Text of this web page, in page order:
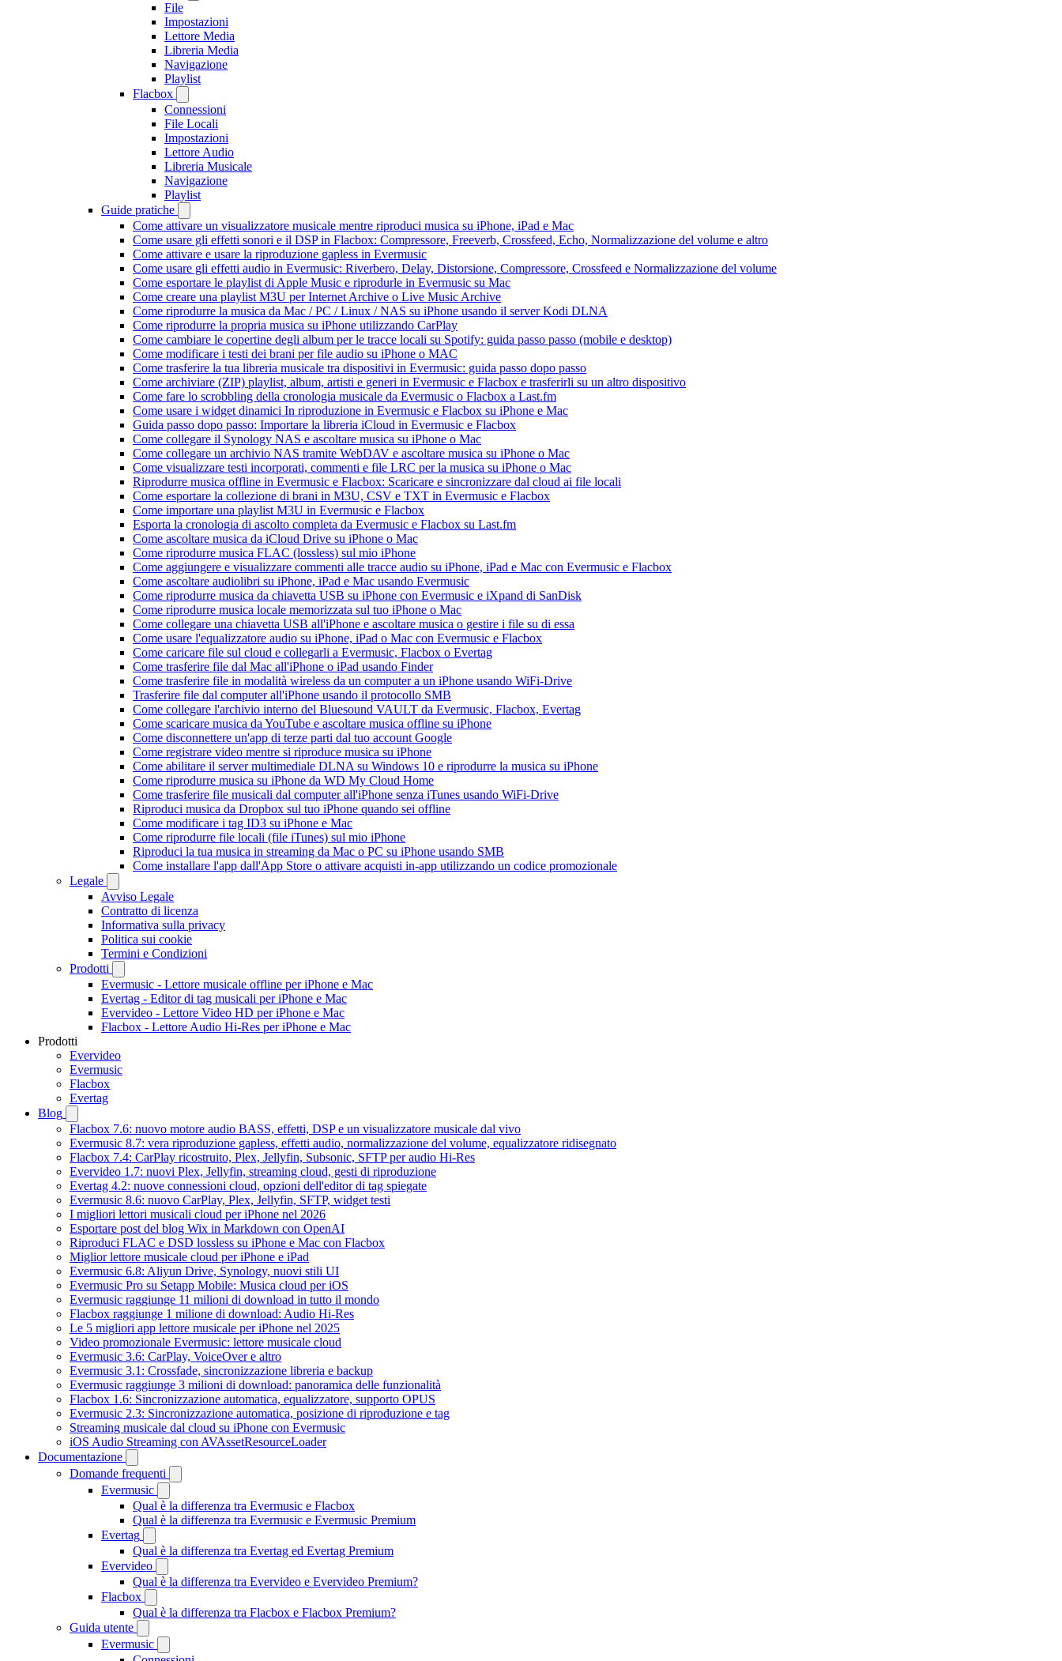
File
Impostazioni
Lettore Media
Libreria Media
Navigazione
Playlist
Flacbox
Connessioni
File Locali
Impostazioni
Lettore Audio
Libreria Musicale
Navigazione
Playlist
Guide pratiche
Come attivare un visualizzatore musicale mentre riproduci musica su iPhone, iPad e Mac
Come usare gli effetti sonori e il DSP in Flacbox: Compressore, Freeverb, Crossfeed, Echo, Normalizzazione del volume e altro
Come attivare e usare la riproduzione gapless in Evermusic
Come usare gli effetti audio in Evermusic: Riverbero, Delay, Distorsione, Compressore, Crossfeed e Normalizzazione del volume
Come esportare le playlist di Apple Music e riprodurle in Evermusic su Mac
Come creare una playlist M3U per Internet Archive o Live Music Archive
Come riprodurre la musica da Mac / PC / Linux / NAS su iPhone usando il server Kodi DLNA
Come riprodurre la propria musica su iPhone utilizzando CarPlay
Come cambiare le copertine degli album per le tracce locali su Spotify: guida passo passo (mobile e desktop)
Come modificare i testi dei brani per file audio su iPhone o MAC
Come trasferire la tua libreria musicale tra dispositivi in Evermusic: guida passo dopo passo
Come archiviare (ZIP) playlist, album, artisti e generi in Evermusic e Flacbox e trasferirli su un altro dispositivo
Come fare lo scrobbling della cronologia musicale da Evermusic o Flacbox a Last.fm
Come usare i widget dinamici In riproduzione in Evermusic e Flacbox su iPhone e Mac
Guida passo dopo passo: Importare la libreria iCloud in Evermusic e Flacbox
Come collegare il Synology NAS e ascoltare musica su iPhone o Mac
Come collegare un archivio NAS tramite WebDAV e ascoltare musica su iPhone o Mac
Come visualizzare testi incorporati, commenti e file LRC per la musica su iPhone o Mac
Riprodurre musica offline in Evermusic e Flacbox: Scaricare e sincronizzare dal cloud ai file locali
Come esportare la collezione di brani in M3U, CSV e TXT in Evermusic e Flacbox
Come importare una playlist M3U in Evermusic e Flacbox
Esporta la cronologia di ascolto completa da Evermusic e Flacbox su Last.fm
Come ascoltare musica da iCloud Drive su iPhone o Mac
Come riprodurre musica FLAC (lossless) sul mio iPhone
Come aggiungere e visualizzare commenti alle tracce audio su iPhone, iPad e Mac con Evermusic e Flacbox
Come ascoltare audiolibri su iPhone, iPad e Mac usando Evermusic
Come riprodurre musica da chiavetta USB su iPhone con Evermusic e iXpand di SanDisk
Come riprodurre musica locale memorizzata sul tuo iPhone o Mac
Come collegare una chiavetta USB all'iPhone e ascoltare musica o gestire i file su di essa
Come usare l'equalizzatore audio su iPhone, iPad o Mac con Evermusic e Flacbox
Come caricare file sul cloud e collegarli a Evermusic, Flacbox o Evertag
Come trasferire file dal Mac all'iPhone o iPad usando Finder
Come trasferire file in modalità wireless da un computer a un iPhone usando WiFi-Drive
Trasferire file dal computer all'iPhone usando il protocollo SMB
Come collegare l'archivio interno del Bluesound VAULT da Evermusic, Flacbox, Evertag
Come scaricare musica da YouTube e ascoltare musica offline su iPhone
Come disconnettere un'app di terze parti dal tuo account Google
Come registrare video mentre si riproduce musica su iPhone
Come abilitare il server multimediale DLNA su Windows 10 e riprodurre la musica su iPhone
Come riprodurre musica su iPhone da WD My Cloud Home
Come trasferire file musicali dal computer all'iPhone senza iTunes usando WiFi-Drive
Riproduci musica da Dropbox sul tuo iPhone quando sei offline
Come modificare i tag ID3 su iPhone e Mac
Come riprodurre file locali (file iTunes) sul mio iPhone
Riproduci la tua musica in streaming da Mac o PC su iPhone usando SMB
Come installare l'app dall'App Store o attivare acquisti in-app utilizzando un codice promozionale
Legale
Avviso Legale
Contratto di licenza
Informativa sulla privacy
Politica sui cookie
Termini e Condizioni
Prodotti
Evermusic - Lettore musicale offline per iPhone e Mac
Evertag - Editor di tag musicali per iPhone e Mac
Evervideo - Lettore Video HD per iPhone e Mac
Flacbox - Lettore Audio Hi-Res per iPhone e Mac
Prodotti
Evervideo
Evermusic
Flacbox
Evertag
Blog
Flacbox 7.6: nuovo motore audio BASS, effetti, DSP e un visualizzatore musicale dal vivo
Evermusic 8.7: vera riproduzione gapless, effetti audio, normalizzazione del volume, equalizzatore ridisegnato
Flacbox 7.4: CarPlay ricostruito, Plex, Jellyfin, Subsonic, SFTP per audio Hi-Res
Evervideo 1.7: nuovi Plex, Jellyfin, streaming cloud, gesti di riproduzione
Evertag 4.2: nuove connessioni cloud, opzioni dell'editor di tag spiegate
Evermusic 8.6: nuovo CarPlay, Plex, Jellyfin, SFTP, widget testi
I migliori lettori musicali cloud per iPhone nel 2026
Esportare post del blog Wix in Markdown con OpenAI
Riproduci FLAC e DSD lossless su iPhone e Mac con Flacbox
Miglior lettore musicale cloud per iPhone e iPad
Evermusic 6.8: Aliyun Drive, Synology, nuovi stili UI
Evermusic Pro su Setapp Mobile: Musica cloud per iOS
Evermusic raggiunge 11 milioni di download in tutto il mondo
Flacbox raggiunge 1 milione di download: Audio Hi-Res
Le 5 migliori app lettore musicale per iPhone nel 2025
Video promozionale Evermusic: lettore musicale cloud
Evermusic 3.6: CarPlay, VoiceOver e altro
Evermusic 3.1: Crossfade, sincronizzazione libreria e backup
Evermusic raggiunge 3 milioni di download: panoramica delle funzionalità
Flacbox 1.6: Sincronizzazione automatica, equalizzatore, supporto OPUS
Evermusic 2.3: Sincronizzazione automatica, posizione di riproduzione e tag
Streaming musicale dal cloud su iPhone con Evermusic
iOS Audio Streaming con AVAssetResourceLoader
Documentazione
Domande frequenti
Evermusic
Qual è la differenza tra Evermusic e Flacbox
Qual è la differenza tra Evermusic e Evermusic Premium
Evertag
Qual è la differenza tra Evertag ed Evertag Premium
Evervideo
Qual è la differenza tra Evervideo e Evervideo Premium?
Flacbox
Qual è la differenza tra Flacbox e Flacbox Premium?
Guida utente
Evermusic